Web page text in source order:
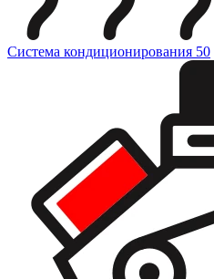
Система кондиционирования 50